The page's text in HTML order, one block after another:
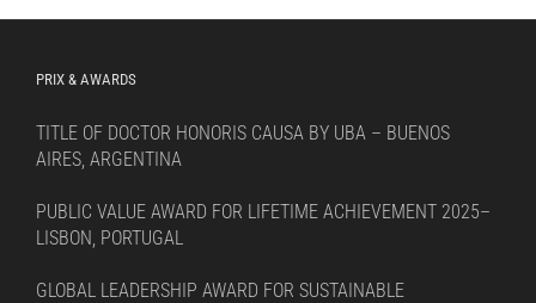
PRIX & AWARDS
TITLE OF DOCTOR HONORIS CAUSA BY UBA – BUENOS
AIRES, ARGENTINA
PUBLIC VALUE AWARD FOR LIFETIME ACHIEVEMENT 2025–
LISBON, PORTUGAL
GLOBAL LEADERSHIP AWARD FOR SUSTAINABLE